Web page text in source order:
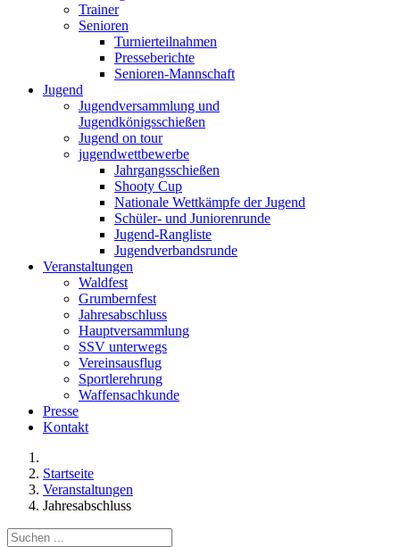
Trainer
Senioren
Turnierteilnahmen
Presseberichte
Senioren-Mannschaft
Jugend
Jugendversammlung und
Jugendkönigsschießen
Jugend on tour
jugendwettbewerbe
Jahrgangsschießen
Shooty Cup
Nationale Wettkämpfe der Jugend
Schüler- und Juniorenrunde
Jugend-Rangliste
Jugendverbandsrunde
Veranstaltungen
Waldfest
Grumbernfest
Jahresabschluss
Hauptversammlung
SSV unterwegs
Vereinsausflug
Sportlerehrung
Waffensachkunde
Presse
Kontakt
Startseite
Veranstaltungen
Jahresabschluss